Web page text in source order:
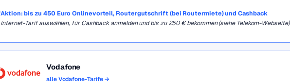
Aktion: bis zu 450 Euro Onlinevorteil, Routergutschrift (bei Routermiete) und Cashback
Internet-Tarif auswählen, für Cashback anmelden und bis zu 250 € bekommen (siehe Telekom-Webseite)
Vodafone
alle Vodafone-Tarife →